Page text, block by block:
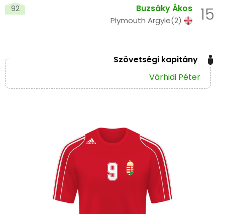
15
Buzsáky Ákos
92
Plymouth Argyle(2)
Szövetségi kapitány
Várhidi Péter